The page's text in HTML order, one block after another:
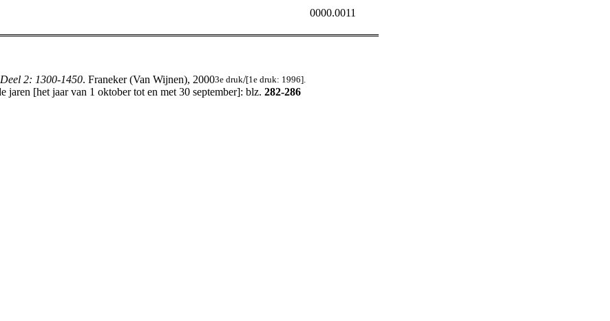
0000.0011
2: 1300-1450. Franeker (Van Wijnen), 20003e druk/[1e druk: 1996].
[het jaar van 1 oktober tot en met 30 september]: blz.282-286